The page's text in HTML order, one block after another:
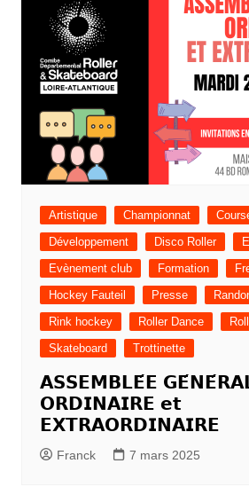
Artistique Championnat
Développement
Disco Roller
Evènement club
Formation
Hockey Fauteil
Presse
Rink hockey
Roller Dance
Skateboard
Trottinette
𝗔𝗦𝗦𝗘𝗠𝗕𝗟𝗘́𝗘
𝗢𝗥𝗗𝗜𝗡𝗔𝗜𝗥𝗘 𝗲𝘁
𝗘𝗫𝗧𝗥𝗔𝗢𝗥𝗗𝗜𝗡𝗔𝗜𝗥𝗘
Franck 7 mars 2025